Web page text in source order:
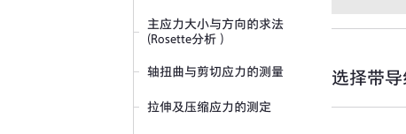
选择带
主应力大小与方向的求法
(Rosette分析）
轴扭曲与剪切应力的测量
拉伸及压缩应力的测定